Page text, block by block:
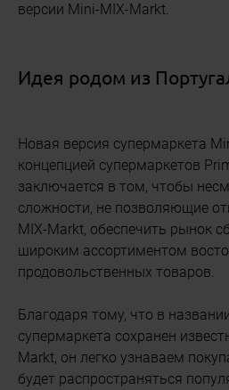
версии Mini-MIX-Markt.
Идея родом из
Новая версия супермаркета
концепцией супермаркетов
заключается в том, чтобы
сложности, не позволяющие
MIX-Markt, обеспечить рынок
широким ассортиментом
продовольственных товаров.
Благодаря тому, что в
супермаркета сохранен
Markt, он легко узнаваем
будет распространяться